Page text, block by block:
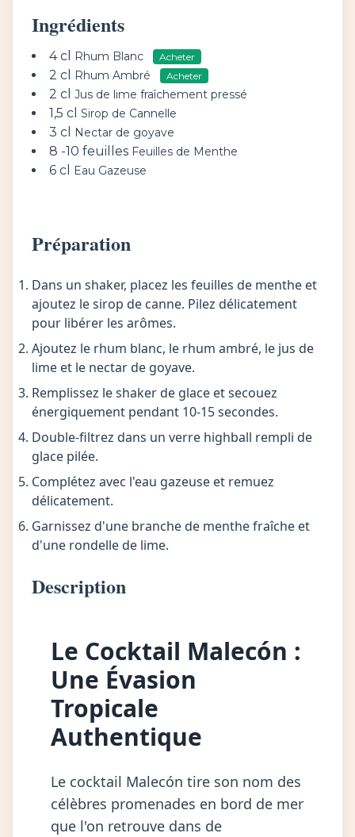
Ingrédients
4 cl Rhum Blanc Acheter
2 cl Rhum Ambré Acheter
2 cl Jus de lime fraîchement pressé
1,5 cl Sirop de Cannelle
3 cl Nectar de goyave
8 -10 feuilles Feuilles de Menthe
6 cl Eau Gazeuse
Préparation
Dans un shaker, placez les feuilles de menthe et
ajoutez le sirop de canne. Pilez délicatement
pour libérer les arômes.
Ajoutez le rhum blanc, le rhum ambré, le jus de
lime et le nectar de goyave.
Remplissez le shaker de glace et secouez
énergiquement pendant 10-15 secondes.
Double-filtrez dans un verre highball rempli de
glace pilée.
Complétez avec l'eau gazeuse et remuez
délicatement.
Garnissez d'une branche de menthe fraîche et
d'une rondelle de lime.
Description
Le Cocktail Malecón :
Une Évasion
Tropicale
Authentique
Le cocktail Malecón tire son nom des
célèbres promenades en bord de mer
que l'on retrouve dans de